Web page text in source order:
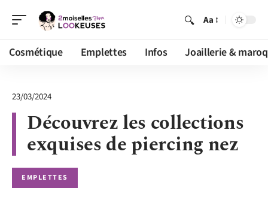
Aa
Cosmétique Emplettes Infos Joaillerie &
23/03/2024
Découvrez les collections
exquises de piercing nez
EMPLETTES